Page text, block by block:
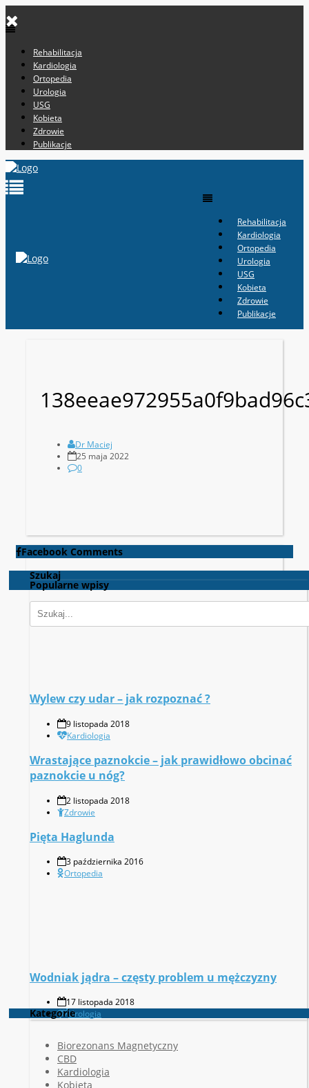
Rehabilitacja
Kardiologia
Ortopedia
Urologia
USG
Kobieta
Zdrowie
Publikacje
Rehabilitacja
Kardiologia
Ortopedia
Urologia
USG
Kobieta
Zdrowie
Publikacje
Dr Maciej
25 maja 2022
0
Facebook Comments
Szukaj
Popularne wpisy
Wylew czy udar – jak rozpoznać ?
9 listopada 2018
Kardiologia
Wrastające paznokcie – jak prawidłowo obcinać
paznokcie u nóg?
2 listopada 2018
Zdrowie
Pięta Haglunda
3 października 2016
Ortopedia
Wodniak jądra – częsty problem u mężczyzny
17 listopada 2018
Urologia
Kategorie
Biorezonans Magnetyczny
CBD
Kardiologia
Kobieta